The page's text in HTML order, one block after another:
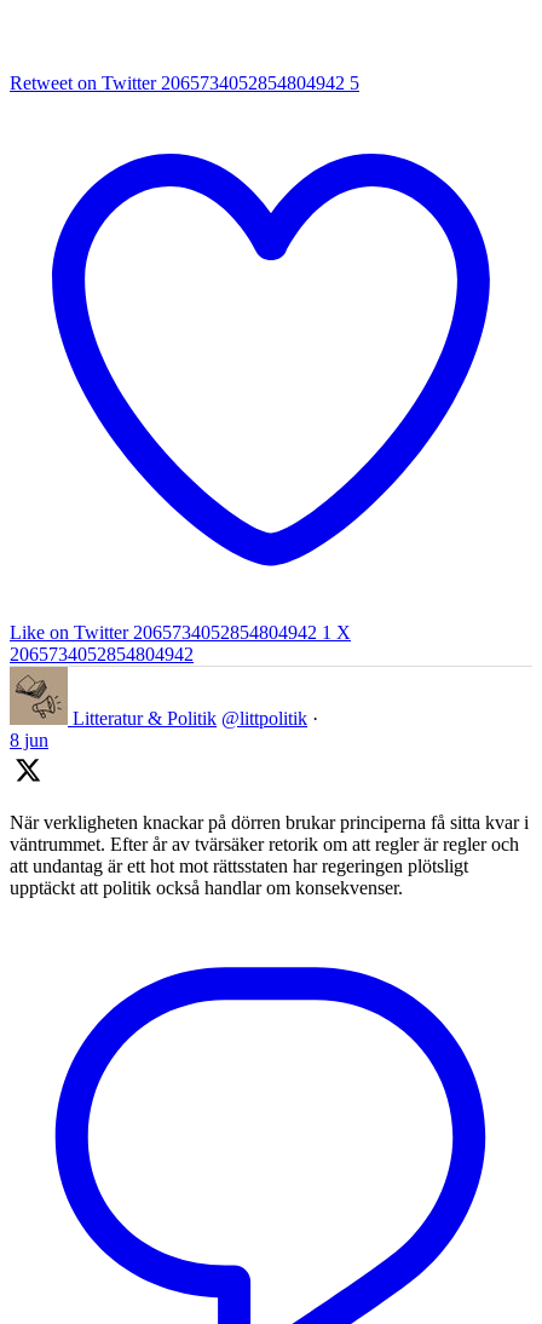
Retweet on Twitter 2065734052854804942 5
Like on Twitter 2065734052854804942 1 X
2065734052854804942
Litteratur & Politik @littpolitik ·
8 jun
När verkligheten knackar på dörren brukar principerna få sitta kvar i
väntrummet. Efter år av tvärsäker retorik om att regler är regler och
att undantag är ett hot mot rättsstaten har regeringen plötsligt
upptäckt att politik också handlar om konsekvenser.